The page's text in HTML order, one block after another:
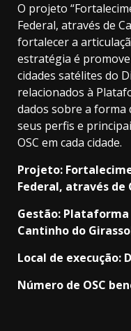
O projeto
Federal, através de
fortalecer a
estratégia é
cidades satélites do
relacionados à
dados sobre a forma
seus perfis e
OSC em cada cidade.
Projeto:
Federal, através
Gestão: Plataforma
Cantinho do
Local de execução:
Número de OSC